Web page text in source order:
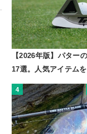
【2026年版】パター
17選。人気アイテム
4